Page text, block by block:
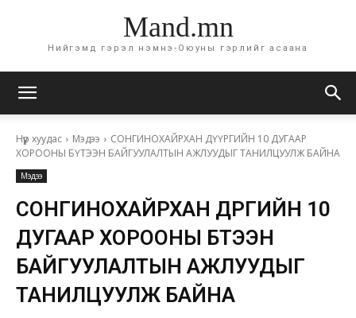
Mand.mn
Нийгэмд гэрэл нэмнэ-Оюуны гэрлийг асаана
Нүүр хуудас Мэдээ
СОНГИНОХАЙРХАН ДҮҮРГИЙН 10 ДУГААР
ХОРООНЫ БҮТЭЭН БАЙГУУЛАЛТЫН АЖЛУУДЫГ ТАНИЛЦУУЛЖ БАЙНА
Мэдээ
СОНГИНОХАЙРХАН ДҮҮРГИЙН 10
ДУГААР ХОРООНЫ БҮТЭЭН
БАЙГУУЛАЛТЫН АЖЛУУДЫГ
ТАНИЛЦУУЛЖ БАЙНА